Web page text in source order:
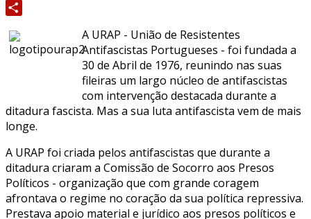
Email
A URAP - União de Resistentes
Antifascistas Portugueses - foi fundada a
30 de Abril de 1976, reunindo nas suas
fileiras um largo núcleo de antifascistas
com intervenção destacada durante a
ditadura fascista. Mas a sua luta antifascista vem de mais
longe.
A URAP foi criada pelos antifascistas que durante a
ditadura criaram a Comissão de Socorro aos Presos
Políticos - organização que com grande coragem
afrontava o regime no coração da sua política repressiva.
Prestava apoio material e jurídico aos presos políticos e